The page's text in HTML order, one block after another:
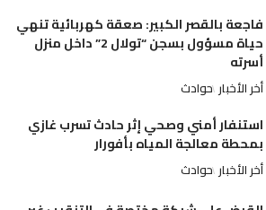
فاجعة بالقصر الكبير: صعقة كهربائية تنهي
حياة مسؤول بسجن “تولال 2” داخل منزل
أسرته
أخر الأخبار حوادث
استنفار أمني وصحي إثر حادث تسرب غازي
بمحطة معالجة المياه بأفورار
أخر الأخبار حوادث